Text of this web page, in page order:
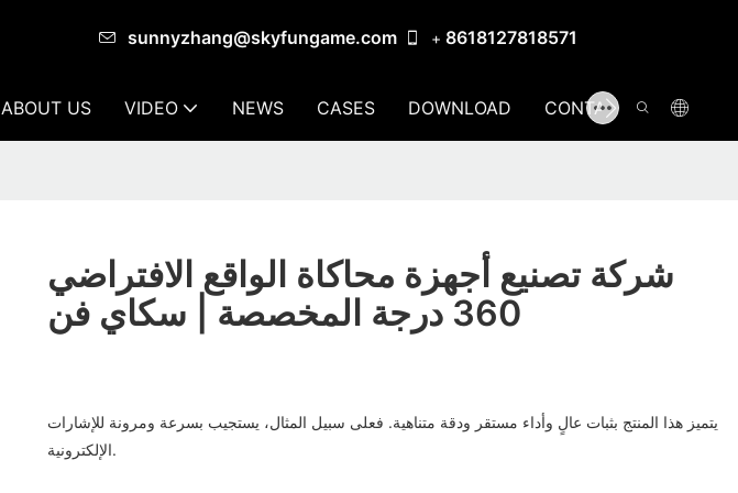
sunnyzhang@skyfungame.com +8618127818571
ABOUT US VIDEO NEWS CASES DOWNLOAD CONTACT US
شركة تصنيع أجهزة محاكاة الواقع الافتراضي
360 درجة المخصصة | سكاي فن
يتميز هذا المنتج بثبات عالٍ وأداء مستقر ودقة متناهية. فعلى سبيل المثال، يستجيب بسرعة ومرونة للإشارات
الإلكترونية.